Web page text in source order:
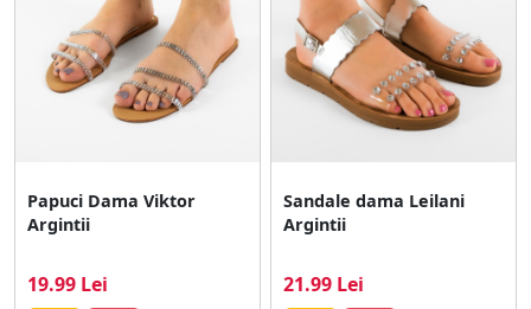
Papuci Dama Viktor
Argintii
19.99 Lei
Sandale dama Leilani
Argintii
21.99 Lei